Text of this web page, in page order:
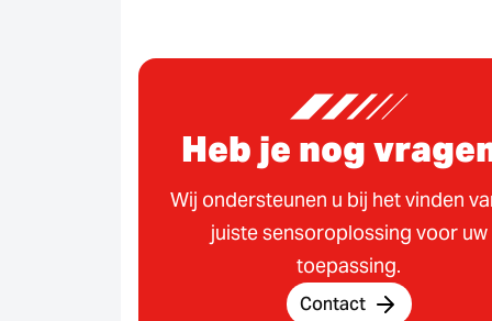
Heb je nog
Wij ondersteunen u bij het vinden
juiste sensoroplossing voor uw
toepassing.
Contact